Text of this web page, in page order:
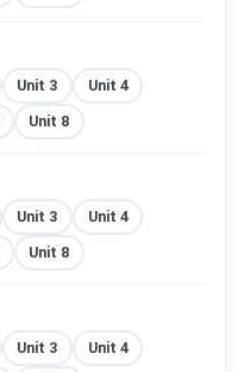
Unit 3
Unit 4
Unit 8
Unit 3
Unit 4
Unit 8
Unit 3
Unit 4